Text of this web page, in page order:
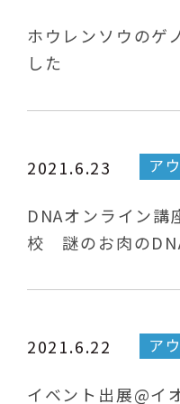
ホウレンソウのゲ
した
2021.6.23 ア
DNAオンライン講
校 謎のお肉の
2021.6.22 ア
イベント出展@イ